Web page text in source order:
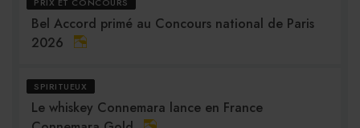
Bel Accord primé au Concours national de Paris
2026
SPIRITUEUX
Le whiskey Connemara lance en France